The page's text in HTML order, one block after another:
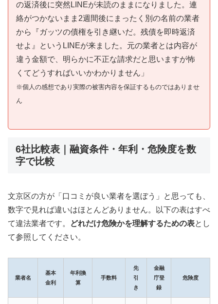
の返済後に突然LINEが未読のままになりました。連
絡がつかないまま2週間後にまったく別の名前の業者
から『ガッツの債権を引き継いだ。残債を即時返済
せよ』というLINEが来ました。元の業者とは内容が
違う金額で、明らかに不正な請求だと思いますが怖
くてどうすればいいかわかりません」
※個人の感想であり実際の被害内容を保証するものではありませ
ん
6社比較表｜融資条件・年利・危険度を数
字で比較
文京区の方が「口コミが良い業者を選ぼう」と思っても、
数字で見れば違いはほとんどありません。以下の表はすべ
て違法業者です。
どれだけ危険かを理解するための表とし
て参照してください。
業者名
基本
金利
年利換
算
手数料
先
引
き
金融
庁登
録
危険度